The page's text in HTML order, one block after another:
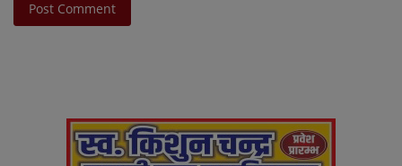
Post Comment